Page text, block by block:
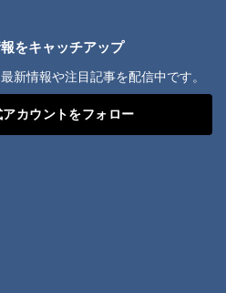
をキャッチアップ
新情報や注目記事を配信中です。
カウントをフォロー